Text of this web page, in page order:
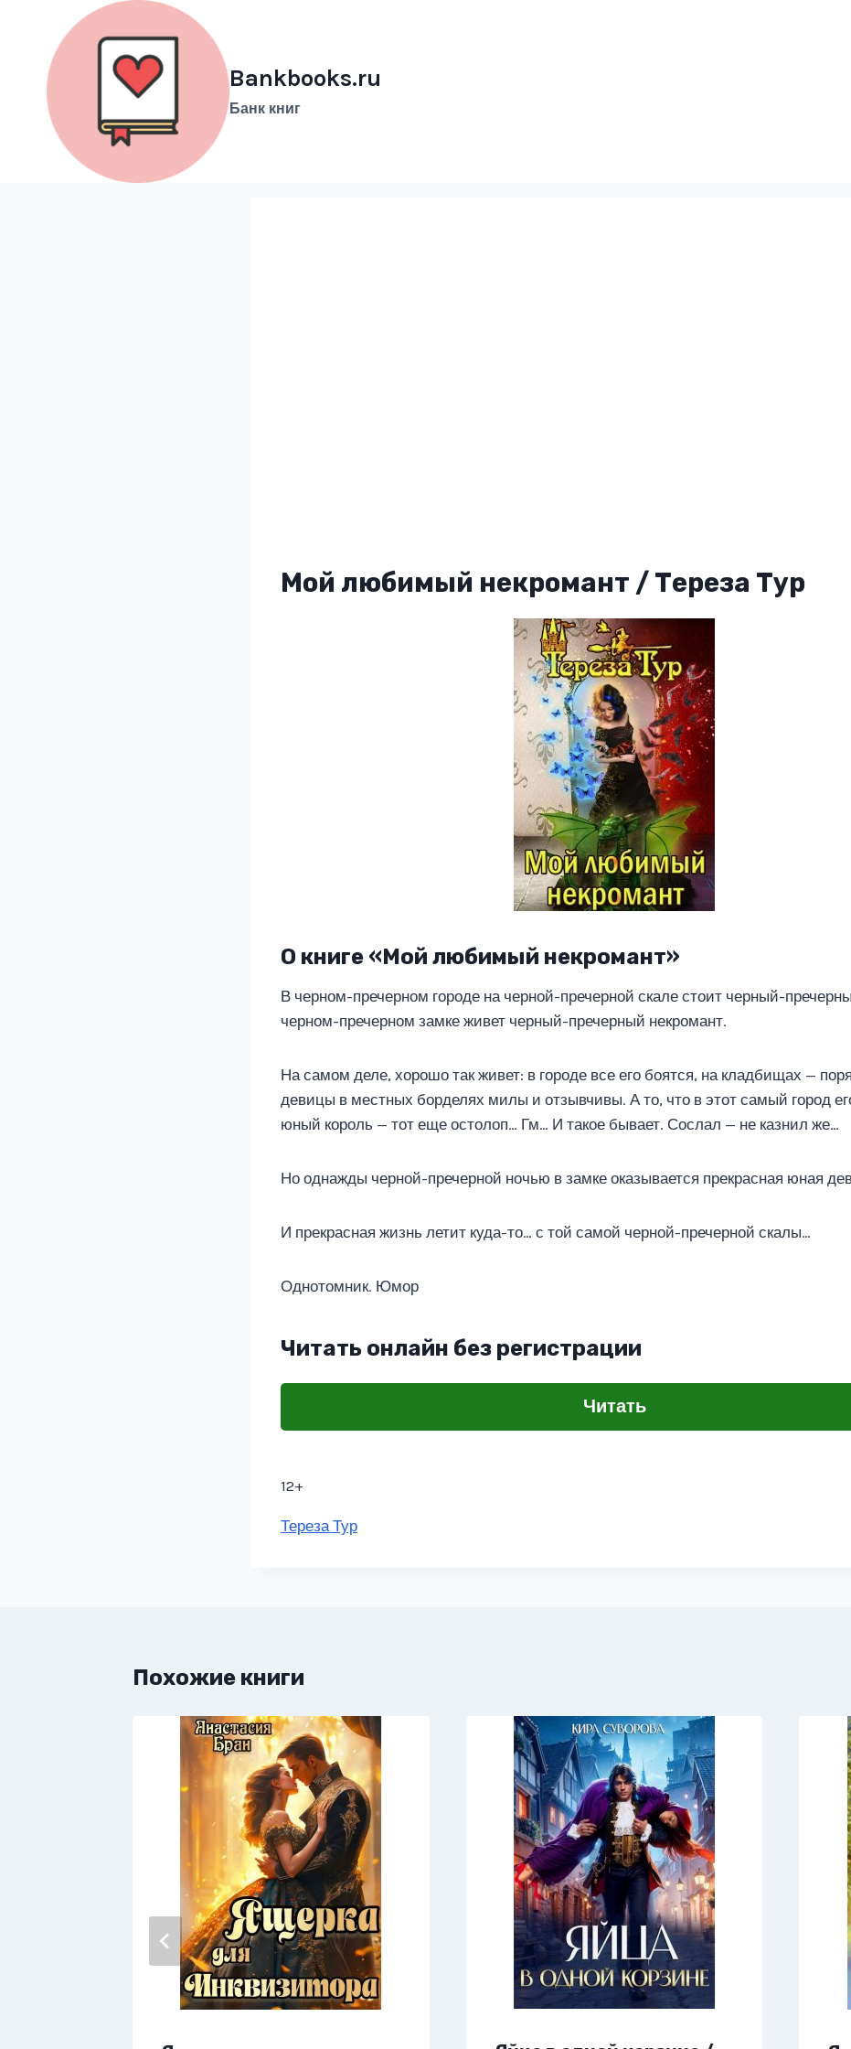
содержимому
Bankbooks.ru
Банк книг
Мой любимый некромант / Тереза Тур
О книге «Мой любимый некромант»
В черном-пречерном городе на черной-пречерной скале стоит черный-
черном-пречерном замке живет черный-пречерный некромант.
На самом деле, хорошо так живет: в городе все его боятся, на кладбищах —
девицы в местных борделях милы и отзывчивы. А то, что в этот самый город
юный король — тот еще остолоп… Гм… И такое бывает. Сослал — не казнил же…
Но однажды черной-пречерной ночью в замке оказывается прекрасная юная
И прекрасная жизнь летит куда-то… с той самой черной-пречерной скалы…
Однотомник. Юмор
Читать онлайн без регистрации
Читать
12+
Метки
Тереза Тур
Похожие книги